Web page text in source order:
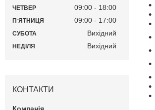
ЧЕТВЕР 09:00 18:00
ПʼЯТНИЦЯ 09:00 17:00
СУБОТА Вихідний
НЕДІЛЯ Вихідний
КОНТАКТИ